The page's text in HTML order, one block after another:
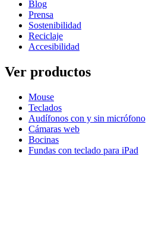
Blog
Prensa
Sostenibilidad
Reciclaje
Accesibilidad
Ver productos
Mouse
Teclados
Audífonos con y sin micrófono
Cámaras web
Bocinas
Fundas con teclado para iPad